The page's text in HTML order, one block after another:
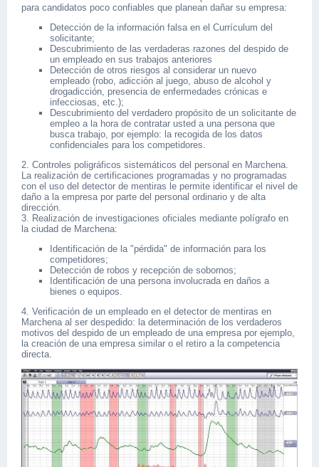
para candidatos poco confiables que planean dañar su empresa:
Detección de la información falsa en el Currículum del
solicitante;
Descubrimiento de las verdaderas razones del despido de
un empleado en sus trabajos anteriores
Detección de otros riesgos al considerar un nuevo
empleado (robo, adicción al juego, abuso de alcohol y
drogadicción, presencia de enfermedades crónicas e
infecciosas, etc.);
Descubrimiento del verdadero propósito de un solicitante de
empleo a la hora de contratar usted a una persona que
busca trabajo, por ejemplo: la recogida de los datos
confidenciales para los competidores.
2. Controles poligráficos sistemáticos del personal en Marchena.
La realización de certificaciones programadas y no programadas
con el uso del detector de mentiras le permite identificar el nivel de
daño a la empresa por parte del personal ordinario y de alta
dirección.
3. Realización de investigaciones oficiales mediante polígrafo en
la ciudad de Marchena:
Identificación de la "pérdida" de información para los
competidores;
Detección de robos y recepción de sobornos;
Identificación de una persona involucrada en daños a
bienes o equipos.
4. Verificación de un empleado en el detector de mentiras en
Marchena al ser despedido: la determinación de los verdaderos
motivos del despido de un empleado de una empresa por ejemplo,
la creación de una empresa similar o el retiro a la competencia
directa.